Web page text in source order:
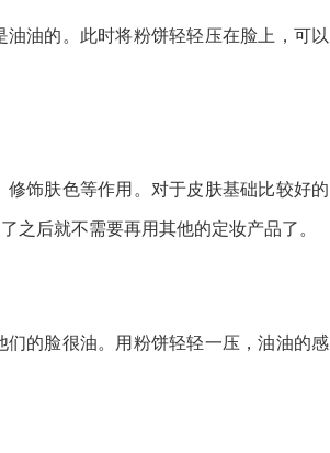
油的。此时将粉饼轻轻压在脸上，可以
饰肤色等作用。对于皮肤基础比较好的
之后就不需要再用其他的定妆产品了。
的脸很油。用粉饼轻轻一压，油油的感